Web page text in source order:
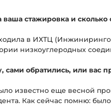
стажировка и сколько
в ИХТЦ
низкоуглеродных
обратились, или вас
известно еще весной
Как сейчас помню: